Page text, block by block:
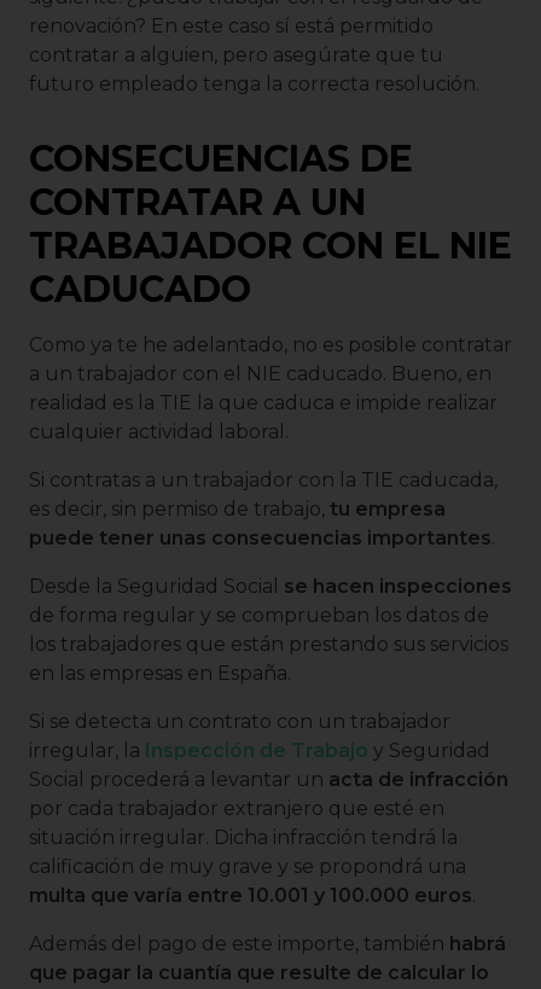
renovación? En este caso sí está permitido
contratar a alguien, pero asegúrate que tu
futuro empleado tenga la correcta resolución.
CONSECUENCIAS DE
CONTRATAR A UN
TRABAJADOR CON EL NIE
CADUCADO
Como ya te he adelantado, no es posible contratar
a un trabajador con el NIE caducado. Bueno, en
realidad es la TIE la que caduca e impide realizar
cualquier actividad laboral.
Si contratas a un trabajador con la TIE caducada,
es decir, sin permiso de trabajo, tu empresa
puede tener unas consecuencias importantes.
Desde la Seguridad Social se hacen inspecciones
de forma regular y se comprueban los datos de
los trabajadores que están prestando sus servicios
en las empresas en España.
Si se detecta un contrato con un trabajador
irregular, la Inspección de Trabajo y Seguridad
Social procederá a levantar un acta de infracción
por cada trabajador extranjero que esté en
situación irregular. Dicha infracción tendrá la
calificación de muy grave y se propondrá una
multa que varía entre 10.001 y 100.000 euros.
Además del pago de este importe, también habrá
que pagar la cuantía que resulte de calcular lo